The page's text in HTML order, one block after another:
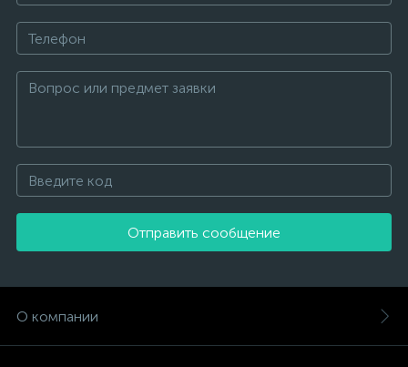
Отправить сообщение
О компании